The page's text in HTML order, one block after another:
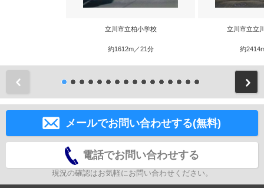
立川市立柏小学校
約1612m／21分
立川市立立
約
メールでお問い合わせする(無料)
電話でお問い合わせする
現況の確認はお気軽にお問い合わせください。